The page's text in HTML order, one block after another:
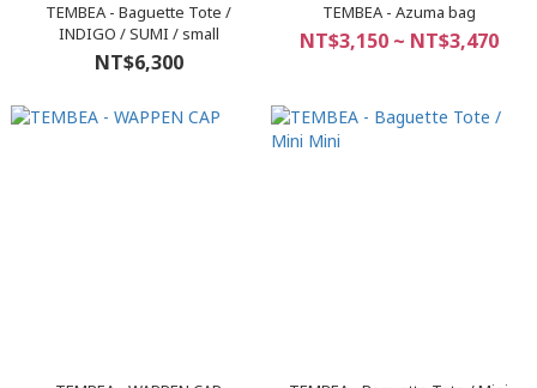
TEMBEA - Baguette Tote /
INDIGO / SUMI / small
NT$6,300
TEMBEA - Azuma bag
NT$3,150 ~ NT$3,470